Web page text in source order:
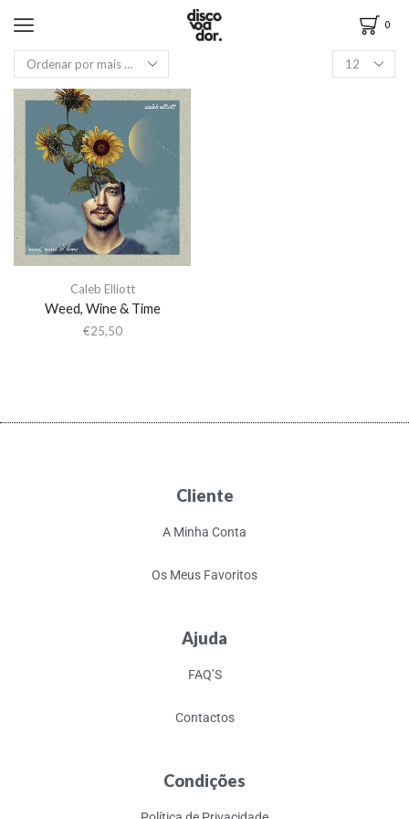
0
Caleb Elliott
Weed, Wine & Time
€25,50
Cliente
A Minha Conta
Os Meus Favoritos
Ajuda
FAQ’S
Contactos
Condições